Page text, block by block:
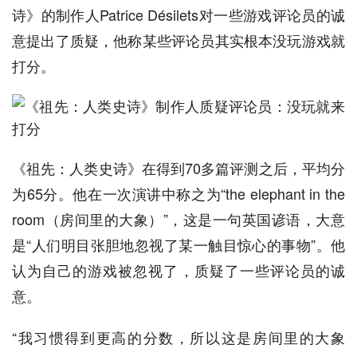
诗》的制作人Patrice Désilets对一些游戏评论员的诚
意提出了质疑，他称某些评论员其实根本没玩游戏就
打分。
《祖先：人类史诗》在得到70多篇评测之后，平均分
为65分。他在一次演讲中称之为“the elephant in the
room（房间里的大象）”，这是一句英国谚语，大意
是“人们明目张胆地忽视了某一触目惊心的事物”。他
认为自己的游戏被忽视了，质疑了一些评论员的诚
意。
“我习惯得到更高的分数，所以这是房间里的大象